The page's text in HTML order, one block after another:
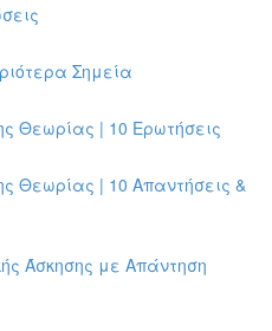
Σημεία
Θεωρίας | 10 Ερωτήσεις
Θεωρίας | 10 Απαντήσεις &
Άσκησης με Απάντηση